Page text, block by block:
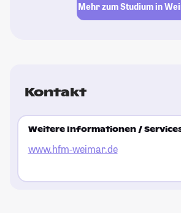
Mehr zum Studium in
Kontakt
Weitere Informationen /
www.hfm-weimar.de